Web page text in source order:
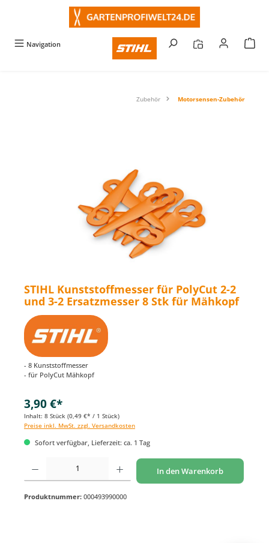
Navigation
Zubehör Motorsensen-Zubehör
STIHL Kunststoffmesser für PolyCut 2-2
und 3-2 Ersatzmesser 8 Stk für Mähkopf
- 8 Kunststoffmesser
- für PolyCut Mähkopf
3,90 €*
Inhalt: 8 Stück (0,49 €* / 1 Stück)
Preise inkl. MwSt. zzgl. Versandkosten
Sofort verfügbar, Lieferzeit: ca. 1 Tag
Produkt Anzahl: Gib den gewünschten Wert ein oder benutze die Schaltflächen um
In den Warenkorb
Produktnummer: 000493990000